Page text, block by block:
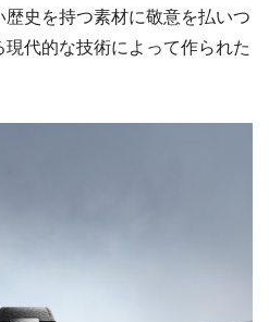
史を持つ素材に敬意を払いつ
代的な技術によって作られた